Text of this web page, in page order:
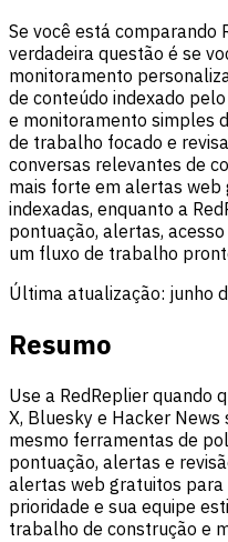
Se você está comparando
verdadeira questão é se
monitoramento
de conteúdo indexado
e monitoramento simples
de trabalho focado e
conversas relevantes de
mais forte em alertas web
indexadas, enquanto a
pontuação, alertas,
um fluxo de trabalho
Última atualização: junho
Resumo
Use a RedReplier quando
X, Bluesky e Hacker
mesmo ferramentas de
pontuação, alertas e
alertas web gratuitos para
prioridade e sua equipe
trabalho de construção e